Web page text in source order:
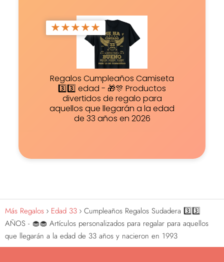
★★★★★
Regalos Cumpleaños Camiseta
3️⃣3️⃣ edad - 🎁🎊 Productos
divertidos de regalo para
aquellos que llegarán a la edad
de 33 años en 2026
Más Regalos Edad 33
Cumpleaños Regalos Sudadera 3️⃣3️⃣
AÑOS - 🧁🧁 Artículos personalizados para regalar para aquellos
que llegarán a la edad de 33 años y nacieron en 1993